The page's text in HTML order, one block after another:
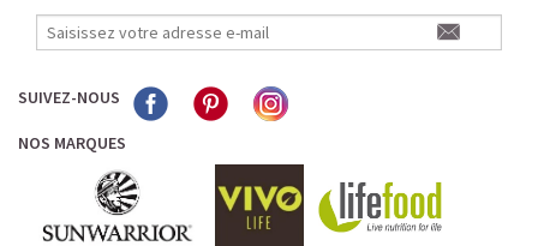
SUIVEZ-NOUS
NOS MARQUES